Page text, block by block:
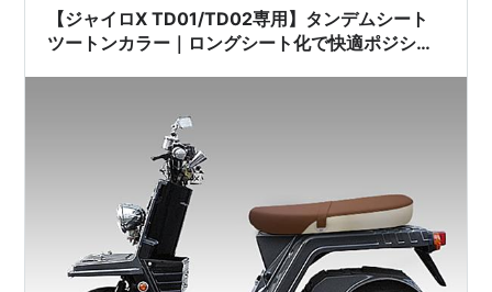
歳空港の混…
【ジャイロX TD01/TD02専用】タンデムシート
ツートンカラー｜ロングシート化で快適ポジショ